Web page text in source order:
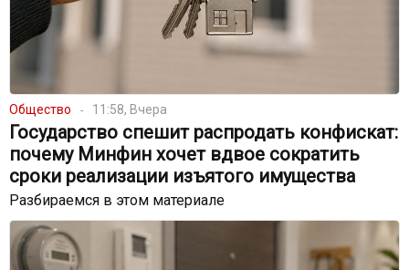
Общество 11:58, Вчера
Государство спешит распродать конфискат:
почему Минфин хочет вдвое сократить
сроки реализации изъятого имущества
Разбираемся в этом материале